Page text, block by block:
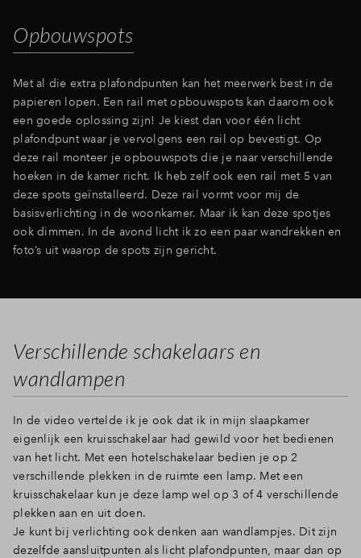
Opbouwspots
Met al die extra plafondpunten kan het meerwerk best in de
papieren lopen. Een rail met opbouwspots kan daarom ook
een goede oplossing zijn! Je kiest dan voor één licht
plafondpunt waar je vervolgens een rail op bevestigt. Op
deze rail monteer je opbouwspots die je naar verschillende
hoeken in de kamer richt. Ik heb zelf ook een rail met 5 van
deze spots geïnstalleerd. Deze rail vormt voor mij de
basisverlichting in de woonkamer. Maar ik kan deze spotjes
ook dimmen. In de avond licht ik zo een paar wandrekken en
foto’s uit waarop de spots zijn gericht.
Verschillende schakelaars en
wandlampen
In de video vertelde ik je ook dat ik in mijn slaapkamer
eigenlijk een kruisschakelaar had gewild voor het bedienen
van het licht. Met een hotelschakelaar bedien je op 2
verschillende plekken in de ruimte een lamp. Met een
kruisschakelaar kun je deze lamp wel op 3 of 4 verschillende
plekken aan en uit doen.
Je kunt bij verlichting ook denken aan wandlampjes. Dit zijn
dezelfde aansluitpunten als licht plafondpunten, maar dan op